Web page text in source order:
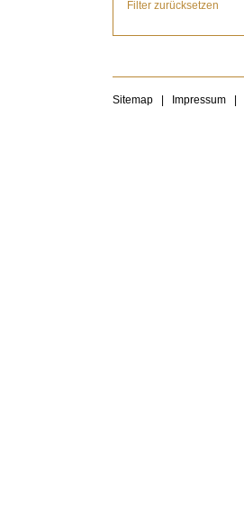
Filter zurücksetzen
Sitemap Impressum